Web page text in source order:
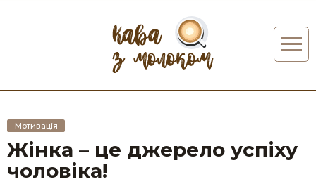
Мотивація
Жінка – це джерело успіху
чоловіка!